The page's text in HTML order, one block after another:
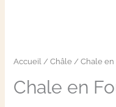
Accueil/ Châle/ Chale en
Chale en